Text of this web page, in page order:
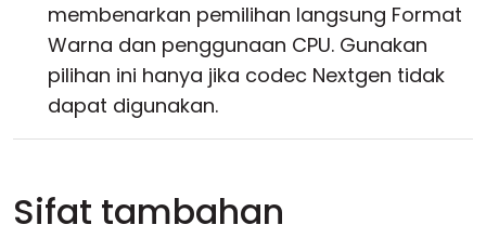
membenarkan pemilihan langsung Format
Warna dan penggunaan CPU. Gunakan
pilihan ini hanya jika codec Nextgen tidak
dapat digunakan.
Sifat tambahan